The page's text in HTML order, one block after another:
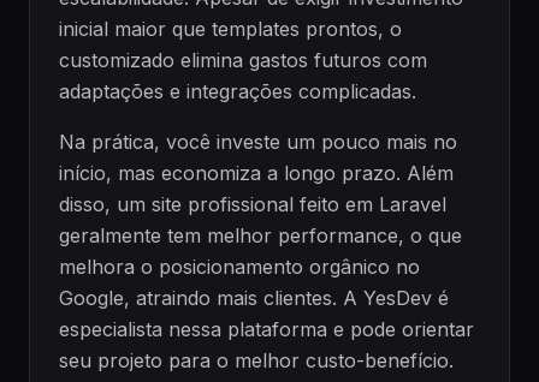
inicial maior que templates prontos, o
customizado elimina gastos futuros com
adaptações e integrações complicadas.
Na prática, você investe um pouco mais no
início, mas economiza a longo prazo. Além
disso, um site profissional feito em Laravel
geralmente tem melhor performance, o que
melhora o posicionamento orgânico no
Google, atraindo mais clientes. A YesDev é
especialista nessa plataforma e pode orientar
seu projeto para o melhor custo-benefício.